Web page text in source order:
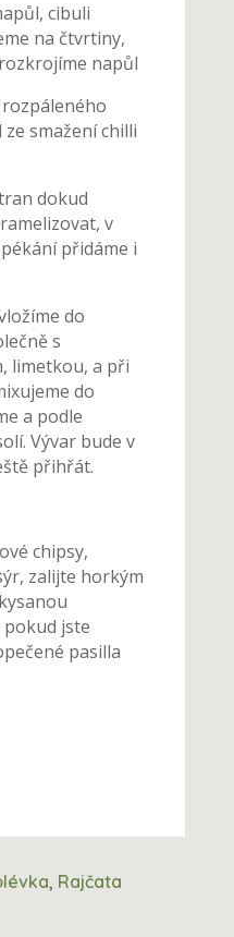
cibuli
na čtvrtiny,
napůl
smažení chilli
dokud
v
přidáme i
do
s
limetkou, a při
do
a podle
Vývar bude v
přihřát.
chipsy,
zalijte horkým
jste
pasilla
, Rajčata